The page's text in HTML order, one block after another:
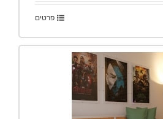
פרטים